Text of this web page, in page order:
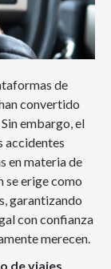
de
convertido
embargo, el
accidentes
en materia de
se erige como
garantizando
con confianza
merecen.
de viajes